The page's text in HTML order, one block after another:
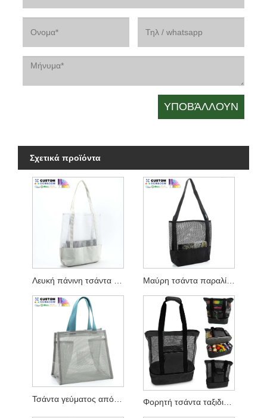
Σχετικά προϊόντα
Τσάντα γεύματος από διχτυωτό πολυεστέρα W Κλείσιμο με βρόχο με γάντζο Φορητή τσάντα ταξιδιού από δίχτυ